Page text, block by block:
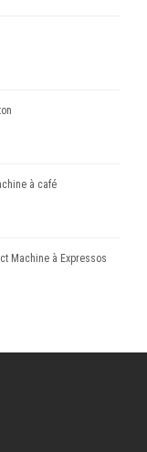
à café
Machine à Expressos